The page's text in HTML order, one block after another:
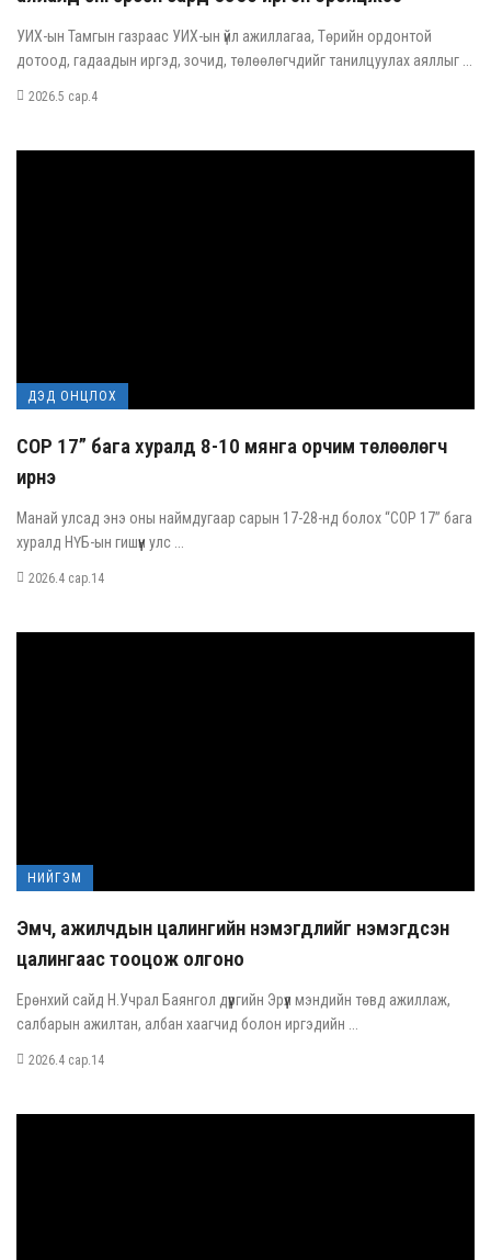
УИХ-ын Тамгын газраас УИХ-ын үйл ажиллагаа, Төрийн ордонтой
дотоод, гадаадын иргэд, зочид, төлөөлөгчдийг танилцуулах аяллыг ...
2026.5 сар.4
ДЭД ОНЦЛОХ
COP 17” бага хуралд 8-10 мянга орчим төлөөлөгч
ирнэ
Манай улсад энэ оны наймдугаар сарын 17-28-нд болох “COP 17” бага
хуралд НҮБ-ын гишүүн улс ...
2026.4 сар.14
НИЙГЭМ
Эмч, ажилчдын цалингийн нэмэгдлийг нэмэгдсэн
цалингаас тооцож олгоно
Ерөнхий сайд Н.Учрал Баянгол дүүргийн Эрүүл мэндийн төвд ажиллаж,
салбарын ажилтан, албан хаагчид болон иргэдийн ...
2026.4 сар.14